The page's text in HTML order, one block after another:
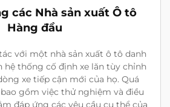
các Nhà sản xuất Ô tô
Hàng đầu
với một nhà sản xuất ô tô danh
hệ thống cố định xe lăn tùy chỉnh
xe tiếp cận mới của họ. Quá
gồm việc thử nghiệm và điều
đáp ứng các yêu cầu cụ thể của